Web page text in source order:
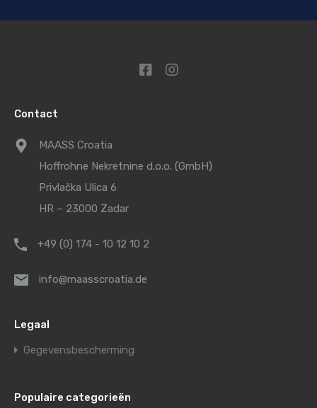
Contact
MAASS Croatia
Hoffrohne Nekretnine d.o.o. (GmbH)
Privlačka Ulica 6
HR – 23000 Zadar
+49 (0) 174 - 10 12 10 2
info@maasscroatia.de
Legaal
Gegevensbescherming
Populaire categorieën